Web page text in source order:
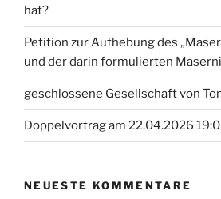
hat?
Petition zur Aufhebung des
und der darin formulierten
geschlossene Gesellschaft von
Doppelvortrag am 22.04.2026
NEUESTE KOMMENTARE